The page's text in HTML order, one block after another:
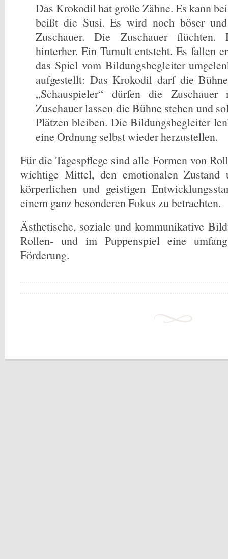
Das Krokodil hat große Zähne. Es kann
beißt die Susi. Es wird noch böser
Zuschauer. Die Zuschauer
hinterher. Ein Tumult entsteht. Es fallen
das Spiel vom Bildungsbegleiter
aufgestellt: Das Krokodil darf die
„Schauspieler“ dürfen die
Zuschauer lassen die Bühne stehen und
Plätzen bleiben. Die Bildungsbegleiter
eine Ordnung selbst wieder herzustellen.
Für die Tagespflege sind alle Formen von
wichtige Mittel, den emotionalen Zustand
körperlichen und geistigen
einem ganz besonderen Fokus zu betrachten.
Ästhetische, soziale und kommunikative
Rollen- und im Puppenspiel eine
Förderung.